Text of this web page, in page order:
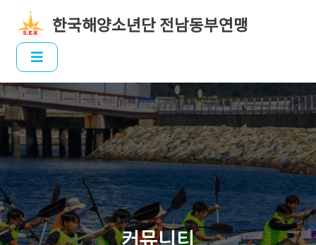
한국해양소년단 전남동부연맹
커뮤니티